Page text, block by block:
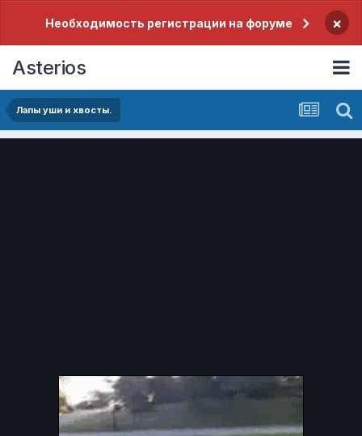
Необходимость регистрации на форуме ×
Asterios
Лапы уши и хвосты.